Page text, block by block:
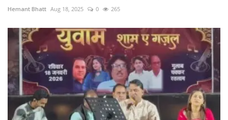
Hemant Bhatt Aug 18, 2025 0 265